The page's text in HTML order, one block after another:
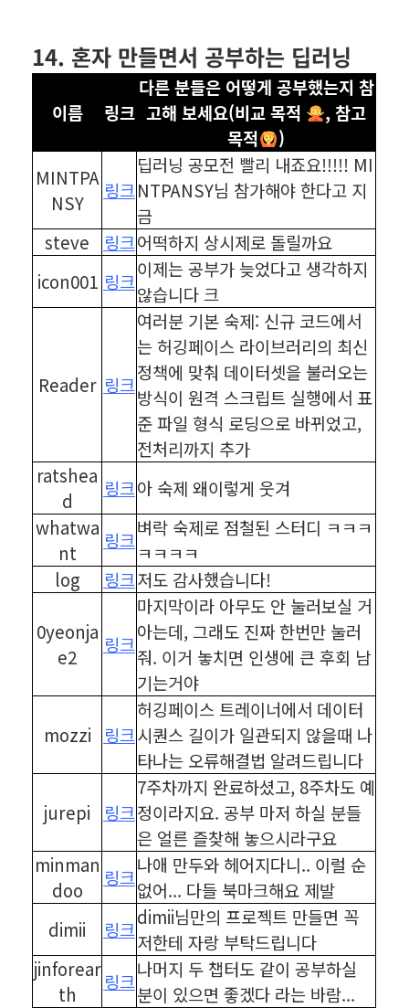
14. 혼자 만들면서 공부하는 딥러닝
이름 링크
다른 분들은 어떻게 공부했는지 참
고해 보세요(비교 목적
, 참고
목적
)
MINTPA
NSY
링크
딥러닝 공모전 빨리 내죠요!!!!! MI
NTPANSY님 참가해야 한다고 지
금
steve
링크어떡하지 상시제로 돌릴까요
icon001 링크
이제는 공부가 늦었다고 생각하지
않습니다 크
Reader 링크
여러분 기본 숙제: 신규 코드에서
는 허깅페이스 라이브러리의 최신
정책에 맞춰 데이터셋을 불러오는
방식이 원격 스크립트 실행에서 표
준 파일 형식 로딩으로 바뀌었고,
전처리까지 추가
ratshea
d
링크아 숙제 왜이렇게 웃겨
whatwa
nt
링크
벼락 숙제로 점철된 스터디 ㅋㅋㅋ
ㅋㅋㅋㅋ
log
링크저도 감사했습니다!
0yeonja
e2
링크
마지막이라 아무도 안 눌러보실 거
아는데, 그래도 진짜 한번만 눌러
줘. 이거 놓치면 인생에 큰 후회 남
기는거야
mozzi 링크
허깅페이스 트레이너에서 데이터
시퀀스 길이가 일관되지 않을때 나
타나는 오류해결법 알려드립니다
jurepi 링크
7주차까지 완료하셨고, 8주차도 예
정이라지요. 공부 마저 하실 분들
은 얼른 즐찾해 놓으시라구요
minman
doo
링크
나애 만두와 헤어지다니.. 이럴 순
없어... 다들 북마크해요 제발
dimii
링크
dimii님만의 프로젝트 만들면 꼭
저한테 자랑 부탁드립니다
jinforear
th
링크
나머지 두 챕터도 같이 공부하실
분이 있으면 좋겠다 라는 바람...